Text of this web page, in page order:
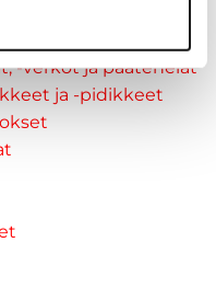
-verkot ja päätehelat
ja -pidikkeet